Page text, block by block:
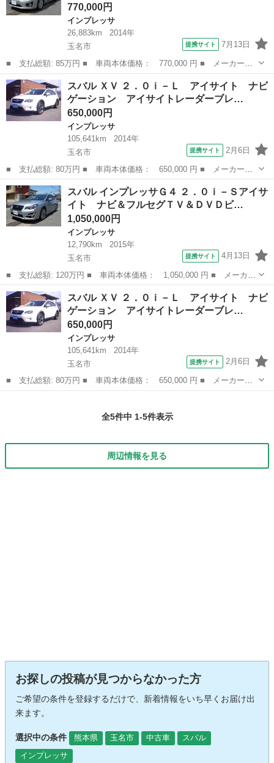
770,000円
インプレッサ
26,883km
2014年
玉名市
提携サイト 7月13日
■ 支払総額: 85万円 ■ 車両本体価格： 770,000 円 ■ メーカー
名： スバル ■ 車種名： インプレッサＧ４ ■ グレード名：
２．０ｉアイサイト ナビ＆フルセグＴＶ＆ＤＶＤビデオ＆Ｂｌｕｅ
ｔｏｏｔｈ＆ＣＤ＆...
熊本 玉名市
スバル ＸＶ ２．０ｉ－Ｌ アイサイト ナビ
ゲーション アイサイトレーダーブレ…
650,000円
インプレッサ
105,641km
2014年
玉名市
提携サイト 2月6日
■ 支払総額: 80万円 ■ 車両本体価格： 650,000 円 ■ メーカー
名： スバル ■ 車種名： ＸＶ ■ グレード名： ２．０ｉ－Ｌ
アイサイト ナビゲーション アイサイトレーダーブレーキサポート
カメラ パドルシ...
熊本 玉名市 インプレッサ
スバル インプレッサＧ４ ２．０ｉ－Ｓアイサ
イト ナビ＆フルセグＴＶ＆ＤＶＤビ…
1,050,000円
インプレッサ
12,790km
2015年
玉名市
提携サイト 4月13日
■ 支払総額: 120万円 ■ 車両本体価格： 1,050,000 円 ■ メーカー
名： スバル ■ 車種名： インプレッサＧ４ ■ グレード名：
２．０ｉ－Ｓアイサイト ナビ＆フルセグＴＶ＆ＤＶＤビデオ＆Ｂｌ
ｕｅｔｏｏｔ...
熊本 玉名市
スバル ＸＶ ２．０ｉ－Ｌ アイサイト ナビ
ゲーション アイサイトレーダーブレ…
650,000円
インプレッサ
105,641km
2014年
玉名市
提携サイト 2月6日
■ 支払総額: 80万円 ■ 車両本体価格： 650,000 円 ■ メーカー
名： スバル ■ 車種名： ＸＶ ■ グレード名： ２．０ｉ－Ｌ
全5件中 1-5件表示
周辺情報を見る
お探しの投稿が見つからなかった方
ご希望の条件を登録するだけで、新着情報をいち早くお届け出
来ます。
選択中の条件 熊本県 玉名市 中古車
スバル
インプレッサ